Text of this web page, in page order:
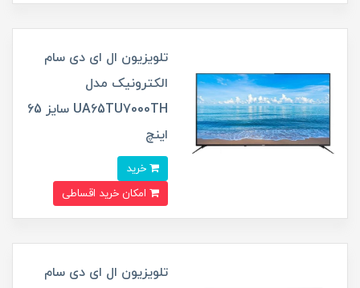
تلویزیون ال ای دی سام
الکترونیک مدل
UA65TU7000TH سایز 65
اینچ
تلویزیون ال ای دی سام